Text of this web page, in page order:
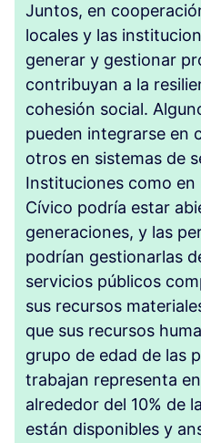
Juntos, en
locales y las
generar y gestionar
contribuyan a la
cohesión social.
pueden integrarse en
otros en sistemas de
Instituciones como en
Cívico podría estar
generaciones, y las
podrían gestionarlas
servicios públicos
sus recursos
que sus recursos
grupo de edad de las
trabajan representa
alrededor del 10% de
están disponibles y